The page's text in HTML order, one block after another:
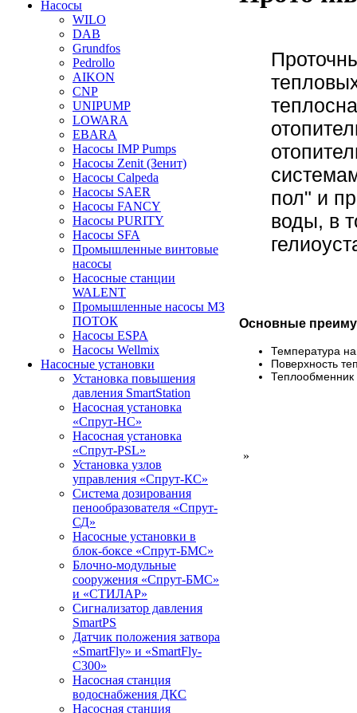
Насосы
WILO
DAB
Grundfos
Pedrollo
AIKON
CNP
UNIPUMP
LOWARA
EBARA
Насосы IMP Pumps
Насосы Zenit (Зенит)
Насосы Calpeda
Насосы SAER
Насосы FANCY
Насосы PURITY
Насосы SFA
Промышленные винтовые
насосы
Насосные станции
WALENT
Промышленные насосы МЗ
ПОТОК
Насосы ESPA
Насосы Wellmix
Насосные установки
Установка повышения
давления SmartStation
Насосная установка
«Спрут-НС»
Насосная установка
«Спрут-PSL»
Установка узлов
управления «Спрут-КС»
Система дозирования
пенообразователя «Спрут-
СД»
Насосные установки в
блок-боксе «Спрут-БМС»
Блочно-модульные
сооружения «Спрут-БМС»
и «СТИЛАР»
Сигнализатор давления
SmartPS
Датчик положения затвора
«SmartFly» и «SmartFly-
С300»
Насосная станция
водоснабжения ДКС
Насосная станция
пол" и
воды, в
Основные
Температура
Поверхность
Теплообменник
»